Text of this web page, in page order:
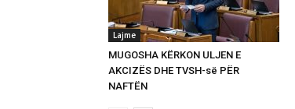
Lajme
MUGOSHA KËRKON ULJEN E
AKCIZËS DHE TVSH-së PËR
NAFTËN